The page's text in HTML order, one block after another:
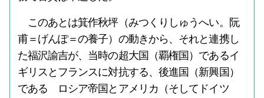
このあとは箕作秋坪（みつくりしゅうへい。阮
甫＝げんぽ＝の養子）の動きから、それと連携し
た福沢諭吉が、当時の超大国（覇権国）であるイ
ギリスとフランスに対抗する、後進国（新興国）
である ロシア帝国とアメリカ（そしてドイツ